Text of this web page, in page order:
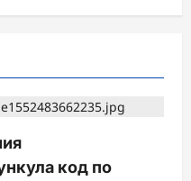
код по